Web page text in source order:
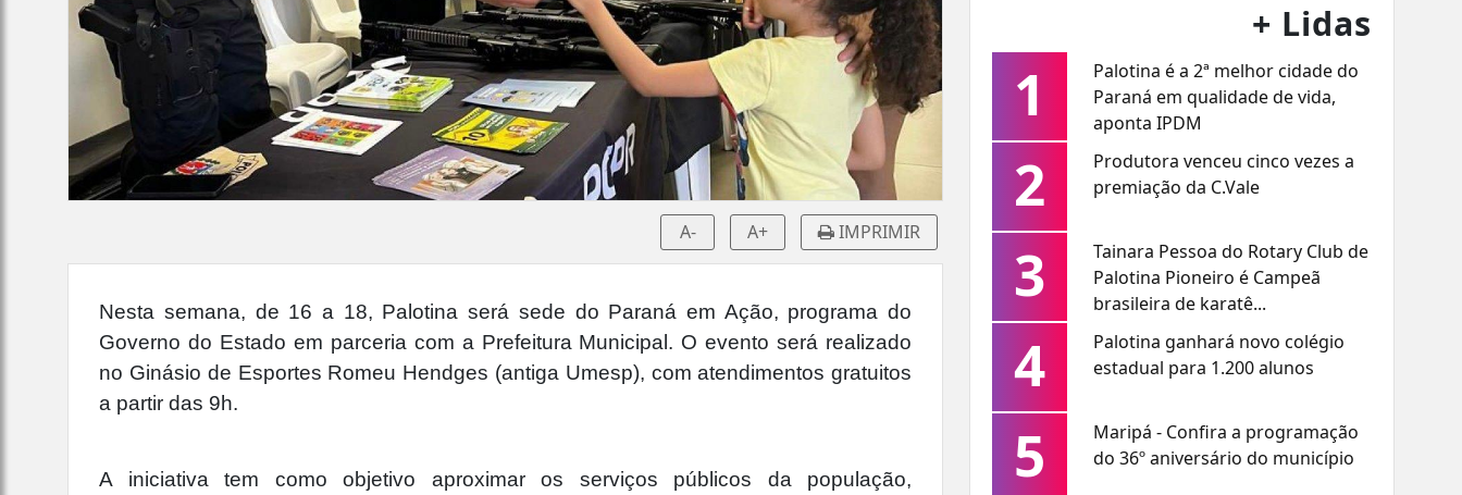
A- A+ IMPRIMIR
Nesta semana, de 16 a 18, Palotina será sede do Paraná em Ação, programa do
Governo do Estado em parceria com a Prefeitura Municipal. O evento será realizado
no Ginásio de Esportes Romeu Hendges (antiga Umesp), com atendimentos gratuitos
a partir das 9h.
A iniciativa tem como objetivo aproximar os serviços públicos da população,
+ Lidas
1
Palotina é a 2ª melhor cidade do
Paraná em qualidade de vida,
aponta IPDM
2
Produtora venceu cinco vezes a
premiação da C.Vale
3
Tainara Pessoa do Rotary Club de
Palotina Pioneiro é Campeã
brasileira de karatê...
4
Palotina ganhará novo colégio
estadual para 1.200 alunos
5
Maripá - Confira a programação
do 36º aniversário do município